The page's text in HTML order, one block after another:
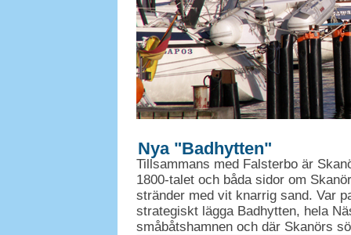
Nya "Badhytten"
Tillsammans med Falsterbo är
1800-talet och båda sidor om
stränder med vit knarrig sand. Var
strategiskt lägga Badhytten, hela
småbåtshamnen och där Skanörs